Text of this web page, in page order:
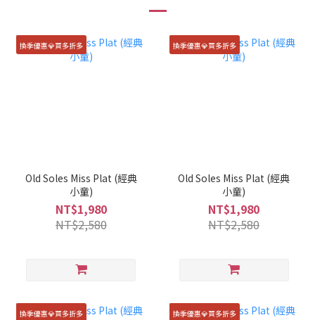
換季優惠💎買多折多
Old Soles Miss Plat (經典
小童)
NT$1,980
NT$2,580
換季優惠💎買多折多
Old Soles Miss Plat (經典
小童)
NT$1,980
NT$2,580
換季優惠💎買多折多 換季優惠💎買多折多